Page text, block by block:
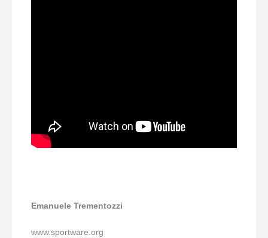
Emanuele Trementozzi
www.sportware.org